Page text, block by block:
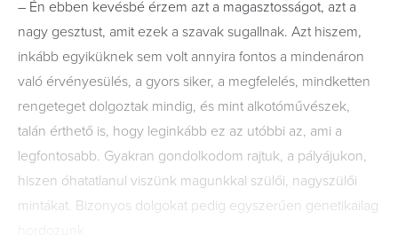
– Én ebben kevésbé érzem azt a magasztosságot, azt a
nagy gesztust, amit ezek a szavak sugallnak. Azt hiszem,
inkább egyiküknek sem volt annyira fontos a mindenáron
való érvényesülés, a gyors siker, a megfelelés, mindketten
rengeteget dolgoztak mindig, és mint alkotóművészek,
talán érthető is, hogy leginkább ez az utóbbi az, ami a
legfontosabb. Gyakran gondolkodom rajtuk, a pályájukon,
hiszen óhatatlanul viszünk magunkkal szülői, nagyszülői
mintákat. Bizonyos dolgokat pedig egyszerűen genetikailag